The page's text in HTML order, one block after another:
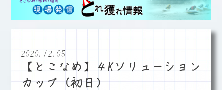
2020.12.05
【とこなめ】４Kソリューション
カップ（初日）